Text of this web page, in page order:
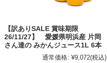
【訳ありSALE 賞味期限
26/11/27】 愛媛県明浜産 片岡
さん達の みかんジュース1L 6本
通常価格: ¥9,072(税込)